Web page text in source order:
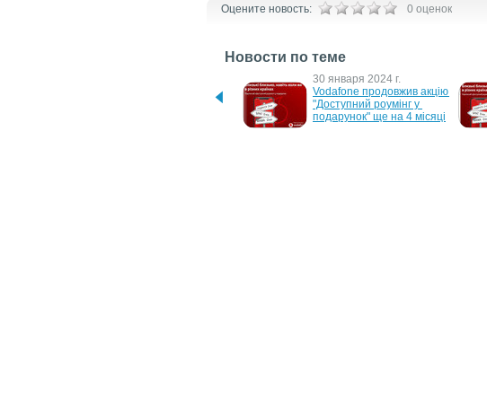
Оцените новость: 0 оценок
Новости по теме
30 января 2024 г.
Vodafone продовжив акцію
"Доступний роумінг у
подарунок" ще на 4 місяці